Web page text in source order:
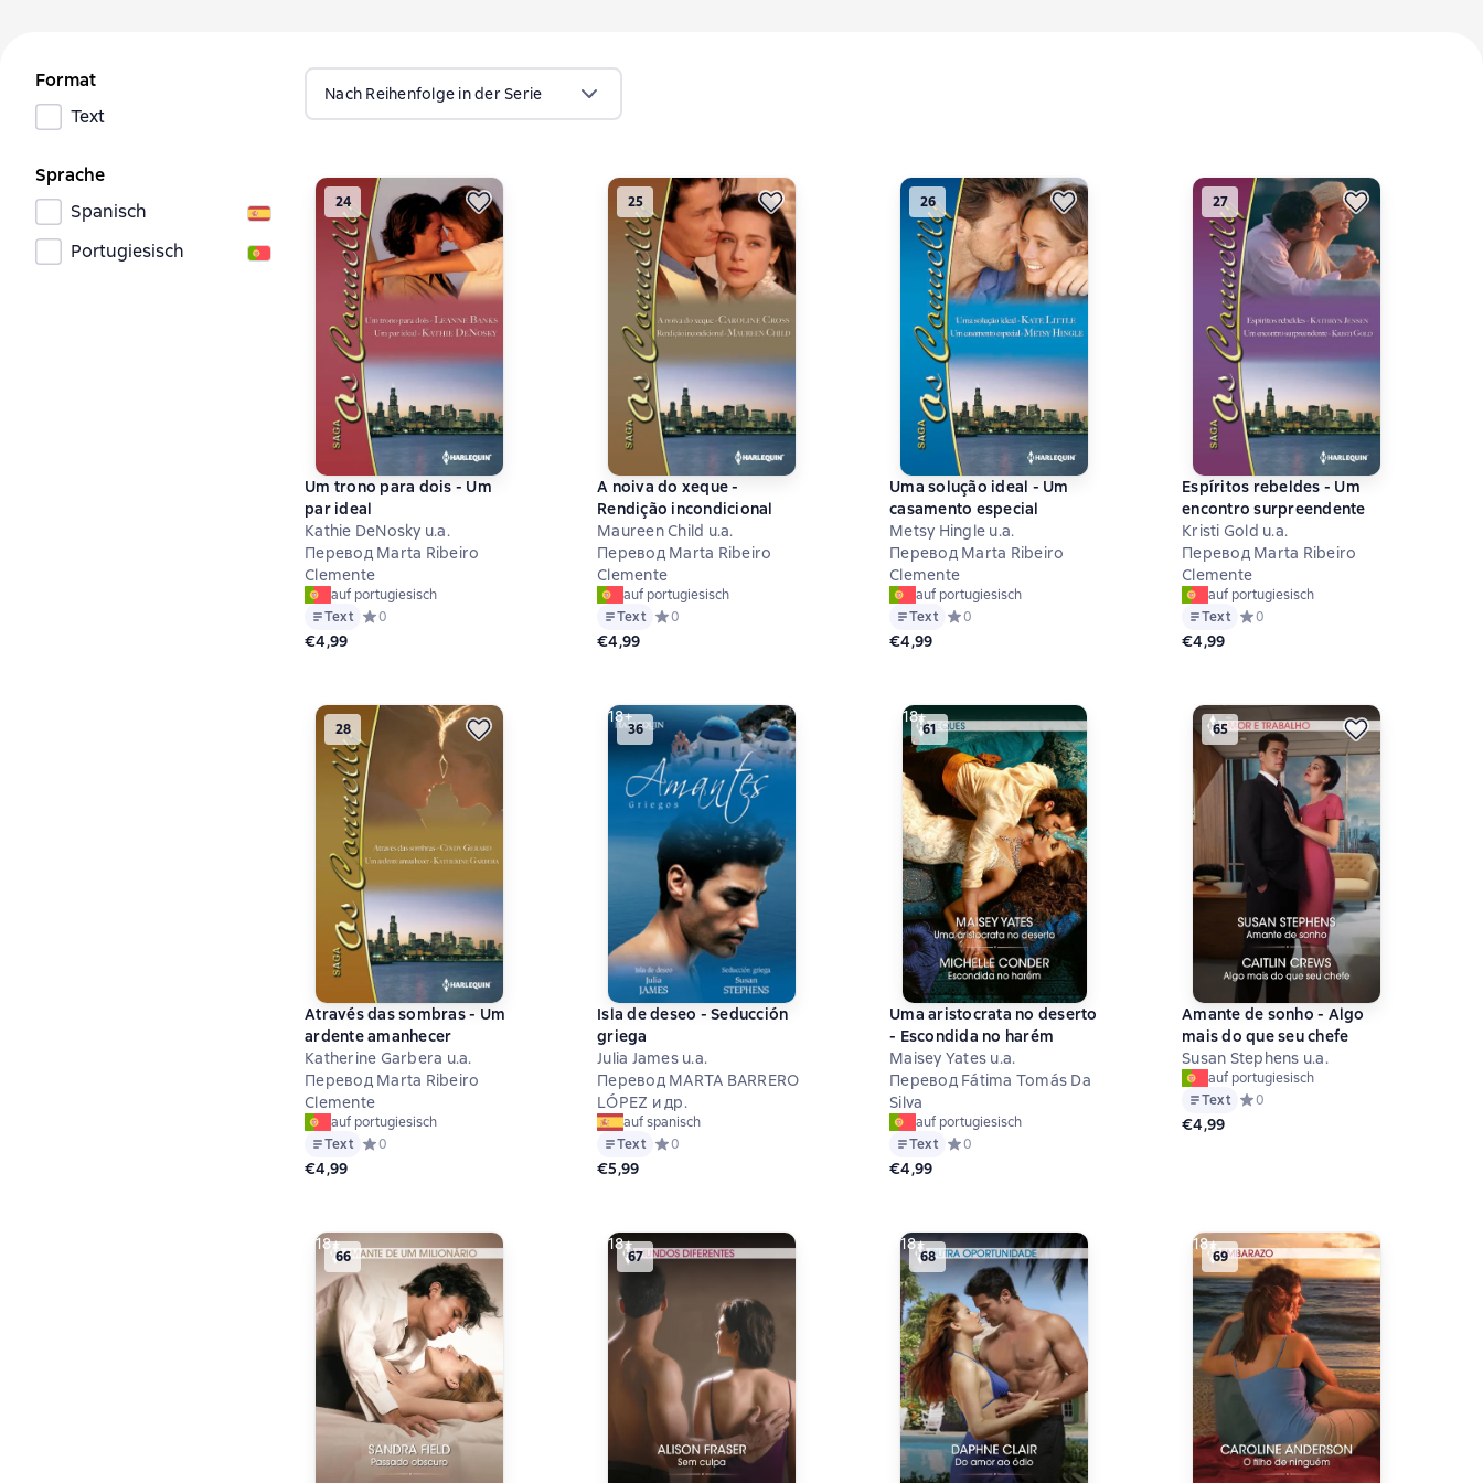
Format
Text
Sprache
Spanisch
Portugiesisch
Nach Reihenfolge in der Serie
24
Um trono para dois - Um
par ideal
Kathie DeNosky u.a.
Перевод Marta Ribeiro
Clemente
auf portugiesisch
Text Средний рейтинг 0 на основе 0 оценок
0
€4,99
25
A noiva do xeque -
Rendição incondicional
Maureen Child u.a.
Перевод Marta Ribeiro
Clemente
auf portugiesisch
Text Средний рейтинг 0 на основе 0 оценок
0
€4,99
26
Uma solução ideal - Um
casamento especial
Metsy Hingle u.a.
Перевод Marta Ribeiro
Clemente
auf portugiesisch
Text Средний рейтинг 0 на основе 0 оценок
0
€4,99
27
Espíritos rebeldes - Um
encontro surpreendente
Kristi Gold u.a.
Перевод Marta Ribeiro
Clemente
auf portugiesisch
Text Средний рейтинг 0 на основе 0
0
€4,99
28
Através das sombras - Um
ardente amanhecer
Katherine Garbera u.a.
Перевод Marta Ribeiro
Clemente
auf portugiesisch
Text Средний рейтинг 0 на основе 0 оценок
0
€4,99
18+
36
Isla de deseo - Seducción
griega
Julia James u.a.
Перевод MARTA BARRERO
LÓPEZ и др.
auf spanisch
Text Средний рейтинг 0 на основе 0 оценок
0
€5,99
18+
61
Uma aristocrata no deserto
- Escondida no harém
Maisey Yates u.a.
Перевод Fátima Tomás Da
Silva
auf portugiesisch
Text Средний рейтинг 0 на основе 0 оценок
0
€4,99
65
Amante de sonho - Algo
mais do que seu chefe
Susan Stephens u.a.
auf portugiesisch
Text Средний рейтинг 0 на основе 0
0
€4,99
18+
66
18+
67
18+
68
18+
69